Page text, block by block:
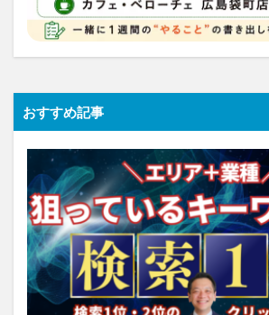
おすすめ記事